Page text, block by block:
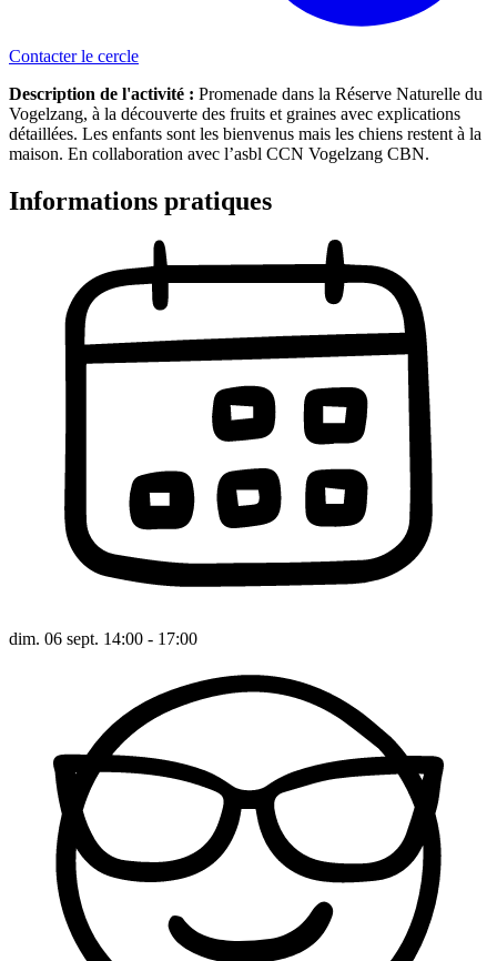
Contacter le cercle
Description de l'activité : Promenade dans la Réserve Naturelle du
Vogelzang, à la découverte des fruits et graines avec explications
détaillées. Les enfants sont les bienvenus mais les chiens restent à la
maison. En collaboration avec l’asbl CCN Vogelzang CBN.
Informations pratiques
dim. 06 sept. 14:00 - 17:00